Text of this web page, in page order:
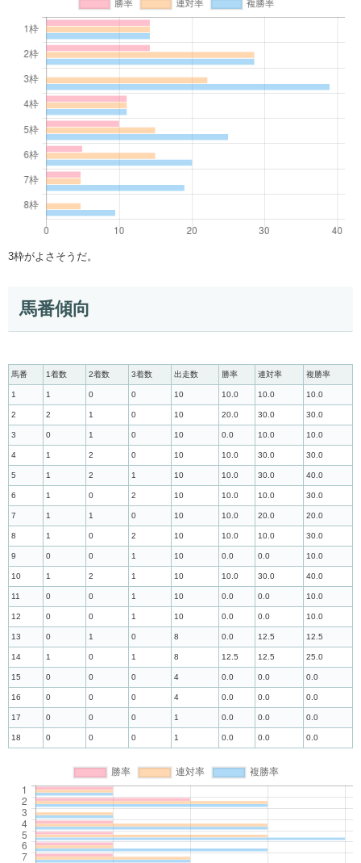
3枠がよさそうだ。
馬番傾向
馬番 1着数 2着数 3着数 出走数 勝率 連対率 複勝率
1 1 0 0 10 10.0 10.0 10.0
2 2 1 0 10 20.0 30.0 30.0
3 0 1 0 10 0.0 10.0 10.0
4 1 2 0 10 10.0 30.0 30.0
5 1 2 1 10 10.0 30.0 40.0
6 1 0 2 10 10.0 10.0 30.0
7 1 1 0 10 10.0 20.0 20.0
8 1 0 2 10 10.0 10.0 30.0
9 0 0 1 10 0.0 0.0 10.0
10 1 2 1 10 10.0 30.0 40.0
11 0 0 1 10 0.0 0.0 10.0
12 0 0 1 10 0.0 0.0 10.0
13 0 1 0 8 0.0 12.5 12.5
14 1 0 1 8 12.5 12.5 25.0
15 0 0 0 4 0.0 0.0 0.0
16 0 0 0 4 0.0 0.0 0.0
17 0 0 0 1 0.0 0.0 0.0
18 0 0 0 1 0.0 0.0 0.0